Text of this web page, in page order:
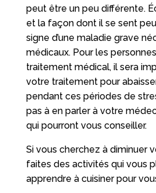
peut être un peu différente.
et la façon dont il se sent
signe d’une maladie grave
médicaux. Pour les
traitement médical, il sera
votre traitement pour
pendant ces périodes de
pas à en parler à votre
qui pourront vous conseiller.
Si vous cherchez à diminuer
faites des activités qui vous
apprendre à cuisiner pour